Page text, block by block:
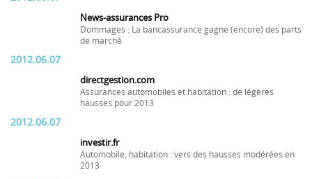
News-assurances Pro
Dommages : La bancassurance gagne (encore) des parts
de marché
2012.06.07
directgestion.com
Assurances automobiles et habitation : de légères
hausses pour 2013
2012.06.07
investir.fr
Automobile, habitation : vers des hausses modérées en
2013